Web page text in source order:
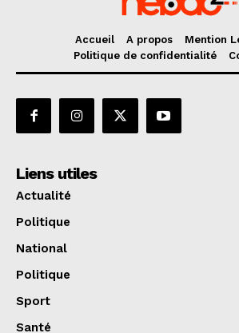
Accueil A propos
Mention
Politique de confidentialité
Liens utiles
Actualité
Politique
National
Politique
Sport
Santé